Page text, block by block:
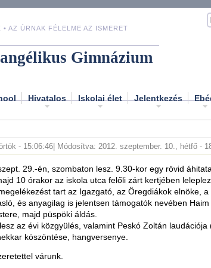
AZ ÚRNAK FÉLELME AZ ISMERET
Gimnázium
Hivatalos Iskolai élet Jelentkezés
- 15:06:46 | Módosítva: 2012. szeptember. 10., hétfő -
29.-én, szombaton lesz. 9.30-kor egy rövid
10 órakor az iskola utca felőli zárt kertjében
tart az Igazgató, az Öregdiákok elnöke,
és anyagilag is jelentsen támogatók nevében Haim
majd püspöki áldás.
az évi közgyülés, valamint Peskó Zoltán laudációja
köszöntése, hangversenye.
várunk.